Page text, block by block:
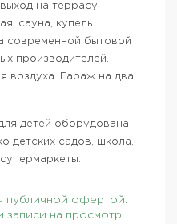
на террасу.
сауна, купель.
современной бытовой
производителей.
воздуха. Гараж на два
детей оборудована
детских садов, школа,
публичной офертой.
записи на просмотр